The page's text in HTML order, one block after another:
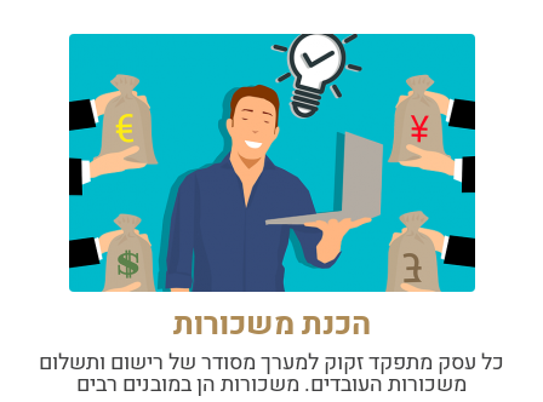
הכנת משכורות
כל עסק מתפקד זקוק למערך מסודר של רישום ותשלום
משכורות העובדים. משכורות הן במובנים רבים